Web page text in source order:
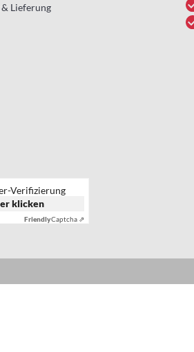
Lieferung
Verifizierung
klicken
FriendlyCaptcha ⇗